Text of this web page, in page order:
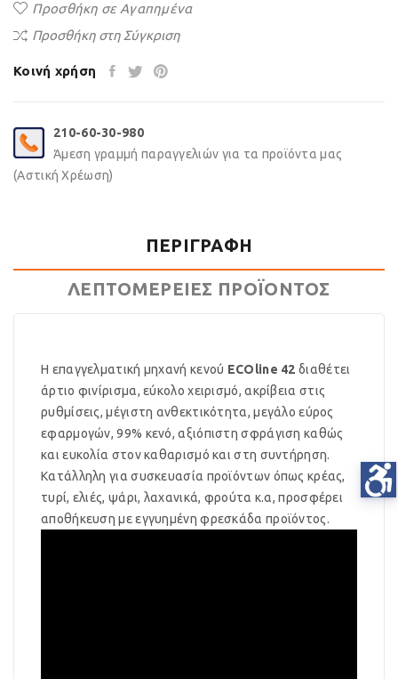
Προσθήκη σε Αγαπημένα
Προσθήκη στη Σύγκριση
Κοινή χρήση
210-60-30-980
Άμεση γραμμή παραγγελιών για τα προϊόντα μας
(Αστική Χρέωση)
ΠΕΡΙΓΡΑΦΉ
ΛΕΠΤΟΜΈΡΕΙΕΣ ΠΡΟΪΌΝΤΟΣ
Η επαγγελματική μηχανή κενού ECOline 42 διαθέτει
άρτιο φινίρισμα, εύκολο χειρισμό, ακρίβεια στις
ρυθμίσεις, μέγιστη ανθεκτικότητα, μεγάλο εύρος
εφαρμογών, 99% κενό, αξιόπιστη σφράγιση καθώς
και ευκολία στον καθαρισμό και στη συντήρηση.
Κατάλληλη για συσκευασία προϊόντων όπως κρέας,
τυρί, ελιές, ψάρι, λαχανικά, φρούτα κ.α, προσφέρει
αποθήκευση με εγγυημένη φρεσκάδα προϊόντος.